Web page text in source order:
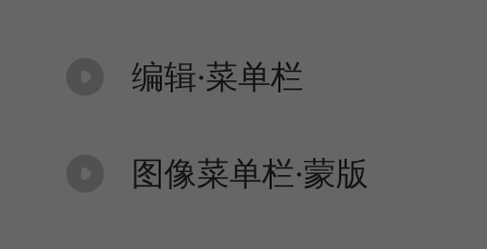
编辑·菜单栏
图像菜单栏·蒙版